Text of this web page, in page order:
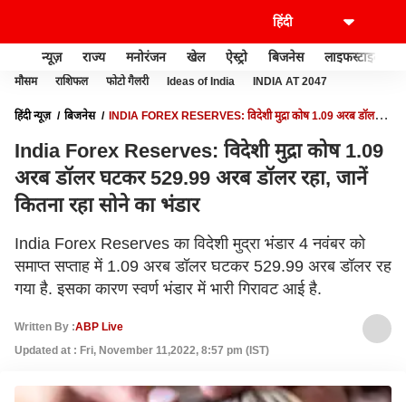
न्यूज़ राज्य मनोरंजन खेल ऐस्ट्रो बिजनेस लाइफस्टाइल
मौसम राशिफल फोटो गैलरी Ideas of India INDIA AT 2047
हिंदी न्यूज़ बिजनेस
INDIA FOREX RESERVES: विदेशी मुद्रा कोष 1.09 अरब डॉलर
India Forex Reserves: विदेशी मुद्रा कोष 1.09
अरब डॉलर घटकर 529.99 अरब डॉलर रहा, जानें
कितना रहा सोने का भंडार
India Forex Reserves का विदेशी मुद्रा भंडार 4 नवंबर को
समाप्त सप्ताह में 1.09 अरब डॉलर घटकर 529.99 अरब डॉलर रह
गया है. इसका कारण स्वर्ण भंडार में भारी गिरावट आई है.
Written By :ABP Live
Updated at : Fri, November 11,2022, 8:57 pm (IST)